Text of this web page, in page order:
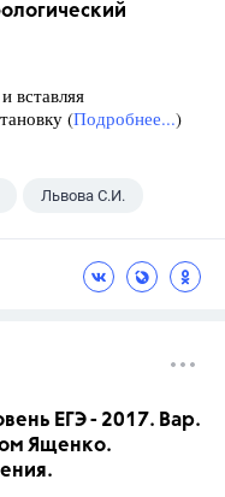
вставляя
(Подробнее...)
Львова С.И.
ЕГЭ - 2017. Вар.
Ященко.